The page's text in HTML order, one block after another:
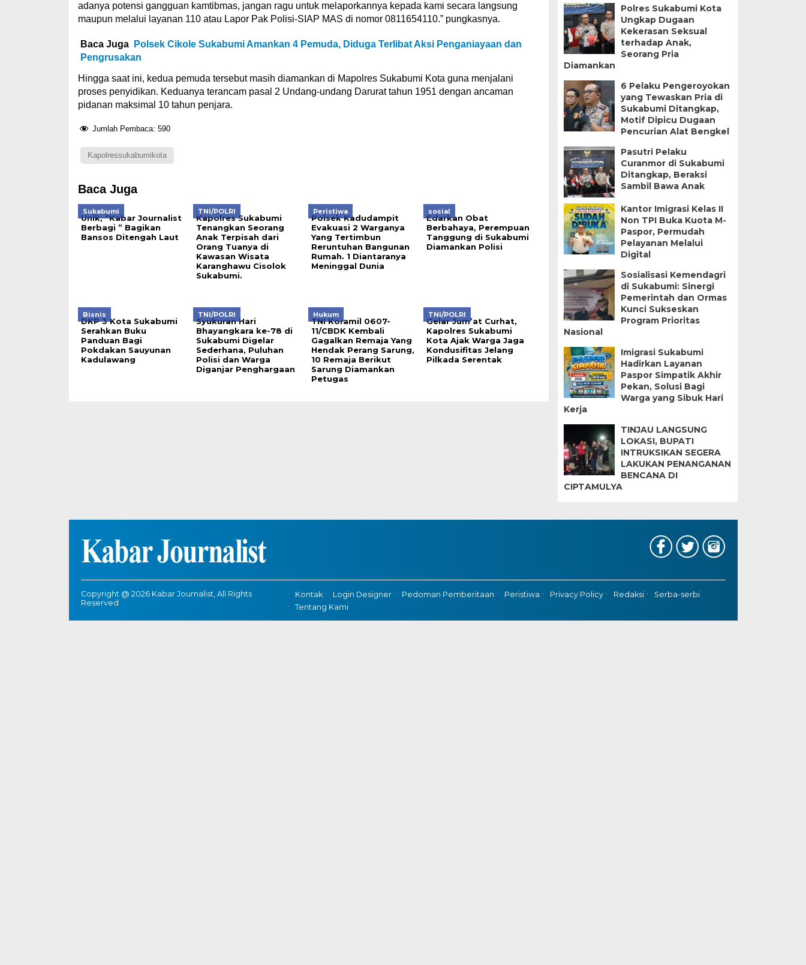
adanya potensi gangguan kamtibmas, jangan ragu untuk melaporkannya kepada kami secara langsung
maupun melalui layanan 110 atau Lapor Pak Polisi-SIAP MAS di nomor 0811654110.” pungkasnya.
Baca Juga
Polsek Cikole Sukabumi Amankan 4 Pemuda, Diduga Terlibat Aksi Penganiayaan dan
Pengrusakan
Hingga saat ini, kedua pemuda tersebut masih diamankan di Mapolres Sukabumi Kota guna menjalani
proses penyidikan. Keduanya terancam pasal 2 Undang-undang Darurat tahun 1951 dengan ancaman
pidanan maksimal 10 tahun penjara.
Jumlah Pembaca: 590
Kapolressukabumikota
Baca Juga
Sukabumi
Unik, “Kabar Journalist
Berbagi ” Bagikan
Bansos Ditengah Laut
TNI/POLRI
Kapolres Sukabumi
Tenangkan Seorang
Anak Terpisah dari
Orang Tuanya di
Kawasan Wisata
Karanghawu Cisolok
Sukabumi.
Peristiwa
Polsek Kadudampit
Evakuasi 2 Warganya
Yang Tertimbun
Reruntuhan Bangunan
Rumah. 1 Diantaranya
Meninggal Dunia
sosial
Edarkan Obat
Berbahaya, Perempuan
Tanggung di Sukabumi
Diamankan Polisi
Bisnis
DKP 3 Kota Sukabumi
Serahkan Buku
Panduan Bagi
Pokdakan Sauyunan
Kadulawang
TNI/POLRI
Syukuran Hari
Bhayangkara ke-78 di
Sukabumi Digelar
Sederhana, Puluhan
Polisi dan Warga
Diganjar Penghargaan
Hukum
TNI Koramil 0607-
11/CBDK Kembali
Gagalkan Remaja Yang
Hendak Perang Sarung,
10 Remaja Berikut
Sarung Diamankan
Petugas
TNI/POLRI
Gelar Jum’at Curhat,
Kapolres Sukabumi
Kota Ajak Warga Jaga
Kondusifitas Jelang
Pilkada Serentak
Polres Sukabumi Kota
Ungkap Dugaan
Kekerasan Seksual
terhadap Anak,
Seorang Pria
Diamankan
6 Pelaku Pengeroyokan
yang Tewaskan Pria di
Sukabumi Ditangkap,
Motif Dipicu Dugaan
Pencurian Alat Bengkel
Pasutri Pelaku
Curanmor di Sukabumi
Ditangkap, Beraksi
Sambil Bawa Anak
Kantor Imigrasi Kelas II
Non TPI Buka Kuota M-
Paspor, Permudah
Pelayanan Melalui
Digital
Sosialisasi Kemendagri
di Sukabumi: Sinergi
Pemerintah dan Ormas
Kunci Sukseskan
Program Prioritas
Nasional
Imigrasi Sukabumi
Hadirkan Layanan
Paspor Simpatik Akhir
Pekan, Solusi Bagi
Warga yang Sibuk Hari
Kerja
TINJAU LANGSUNG
LOKASI, BUPATI
INTRUKSIKAN SEGERA
LAKUKAN PENANGANAN
BENCANA DI
CIPTAMULYA
Copyright @ 2026 Kabar Journalist, All Rights
Reserved
Kontak Login Designer Pedoman Pemberitaan Peristiwa Privacy Policy Redaksi
Serba-serbi
Tentang Kami